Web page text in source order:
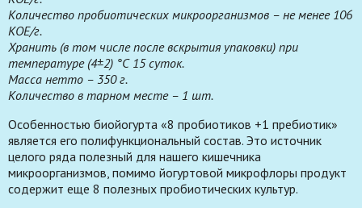
Количество пробиотических микроорганизмов – не менее 106
КОЕ/г.
Хранить (в том числе после вскрытия упаковки) при
температуре (4±2) °С 15 суток.
Масса нетто – 350 г.
Количество в тарном месте – 1 шт.
Особенностью биойогурта «8 пробиотиков +1 пребиотик»
является его полифункциональный состав. Это источник
целого ряда полезный для нашего кишечника
микроорганизмов, помимо йогуртовой микрофлоры продукт
содержит еще 8 полезных пробиотических культур.